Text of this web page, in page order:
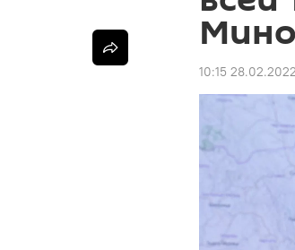
10:15 28.02.2022